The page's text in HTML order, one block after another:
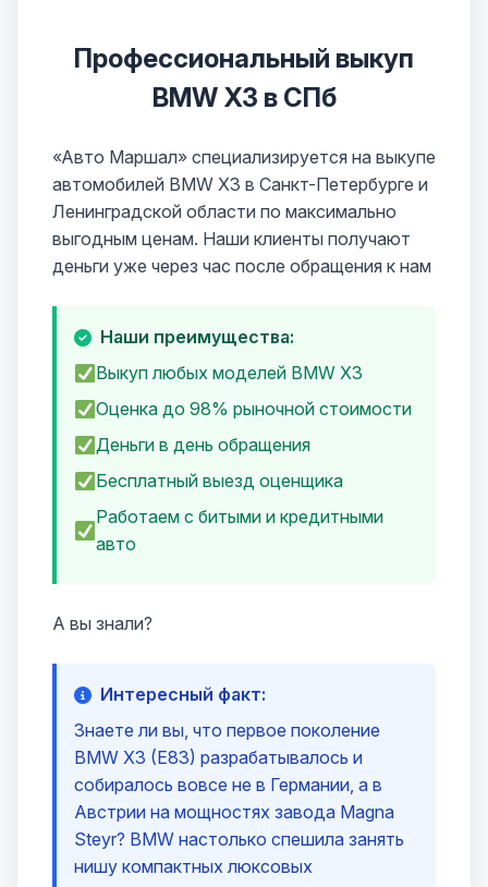
Профессиональный выкуп
BMW X3 в СПб
«Авто Маршал» специализируется на выкупе
автомобилей BMW X3 в Санкт-Петербурге и
Ленинградской области по максимально
выгодным ценам. Наши клиенты получают
деньги уже через час после обращения к нам
Наши преимущества:
Выкуп любых моделей BMW X3
Оценка до 98% рыночной стоимости
Деньги в день обращения
Бесплатный выезд оценщика
Работаем с битыми и кредитными
авто
А вы знали?
Интересный факт:
Знаете ли вы, что первое поколение
BMW X3 (E83) разрабатывалось и
собиралось вовсе не в Германии, а в
Австрии на мощностях завода Magna
Steyr? BMW настолько спешила занять
нишу компактных люксовых